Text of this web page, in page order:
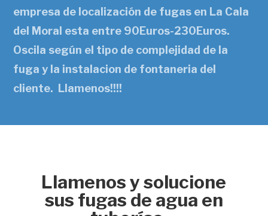
empresa de localización de fugas en La Cala
del Moral esta entre 90Euros-230Euros.
Oscila según el tipo de complejidad de la
fuga y la instalacion de fontaneria del
cliente. Llamenos!!!!
Llamenos y solucione
sus fugas de agua en